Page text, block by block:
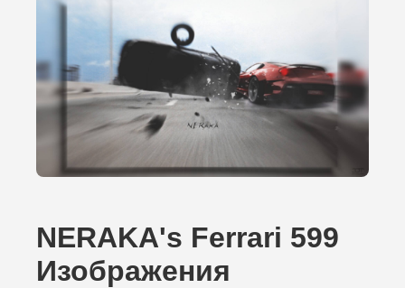
NERAKA's Ferrari 599
Изображения